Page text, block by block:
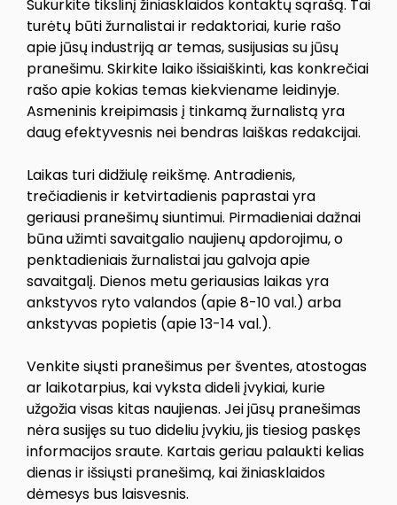
Sukurkite tikslinį žiniasklaidos kontaktų sąrašą. Tai
turėtų būti žurnalistai ir redaktoriai, kurie rašo
apie jūsų industriją ar temas, susijusias su jūsų
pranešimu. Skirkite laiko išsiaiškinti, kas konkrečiai
rašo apie kokias temas kiekviename leidinyje.
Asmeninis kreipimasis į tinkamą žurnalistą yra
daug efektyvesnis nei bendras laiškas redakcijai.
Laikas turi didžiulę reikšmę. Antradienis,
trečiadienis ir ketvirtadienis paprastai yra
geriausi pranešimų siuntimui. Pirmadieniai dažnai
būna užimti savaitgalio naujienų apdorojimu, o
penktadieniais žurnalistai jau galvoja apie
savaitgalį. Dienos metu geriausias laikas yra
ankstyvos ryto valandos (apie 8-10 val.) arba
ankstyvas popietis (apie 13-14 val.).
Venkite siųsti pranešimus per šventes, atostogas
ar laikotarpius, kai vyksta dideli įvykiai, kurie
užgožia visas kitas naujienas. Jei jūsų pranešimas
nėra susijęs su tuo dideliu įvykiu, jis tiesiog paskęs
informacijos sraute. Kartais geriau palaukti kelias
dienas ir išsiųsti pranešimą, kai žiniasklaidos
dėmesys bus laisvesnis.